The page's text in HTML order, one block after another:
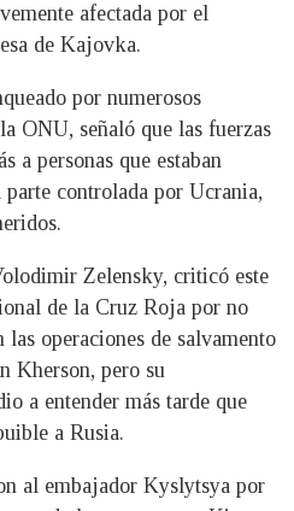
afectada por el
de Kajovka.
por numerosos
ONU, señaló que las fuerzas
a personas que estaban
parte controlada por Ucrania,
Zelensky, criticó este
de la Cruz Roja por no
operaciones de salvamento
Kherson, pero su
a entender más tarde que
a Rusia.
al embajador Kyslytsya por